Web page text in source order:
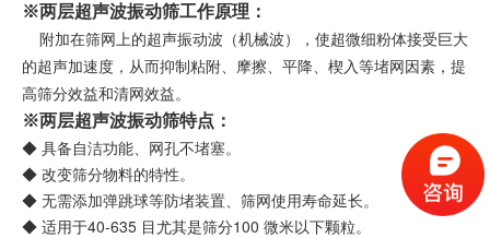
※两层超声波振动筛工作原理：
附加在筛网上的超声振动波（机械波），使超微细粉体接受巨大
的超声加速度，从而抑制粘附、摩擦、平降、楔入等堵网因素，提
高筛分效益和清网效益。
※两层超声波振动筛特点：
◆ 具备自洁功能、网孔不堵塞。
◆ 改变筛分物料的特性。
◆ 无需添加弹跳球等防堵装置、筛网使用寿命延长。
◆ 适用于40-635 目尤其是筛分100 微米以下颗粒。